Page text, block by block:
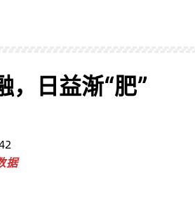
，日益渐“肥”
据